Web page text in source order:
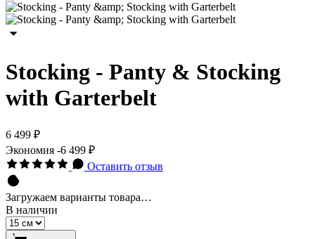
Stocking - Panty & Stocking
with Garterbelt
6 499 ₽
Экономия -6 499 ₽
Оставить отзыв
Загружаем варианты товара…
В наличии